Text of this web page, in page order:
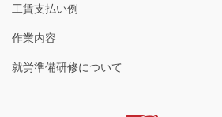
工賃支払い例
作業内容
就労準備研修について